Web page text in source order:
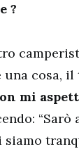
?
una cosa,
mi
siamo